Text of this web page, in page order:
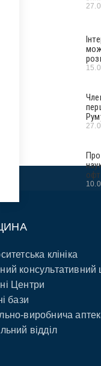
клініка
консультативний
Центри
бази
виробнича
відділ